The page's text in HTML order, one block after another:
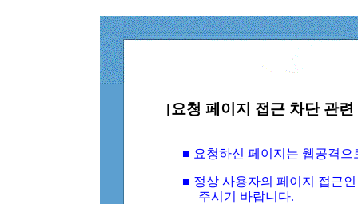
[요청 페이지 접근 차단 관
■ 요청하신 페이지는 웹공격
■ 정상 사용자의 페이지 접근
주시기 바랍니다.